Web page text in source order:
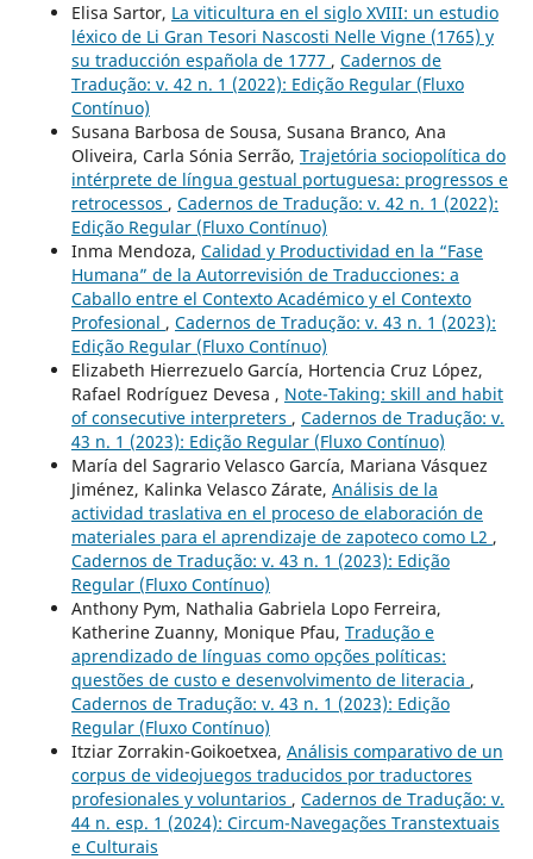
Elisa Sartor, La viticultura en el siglo XVIII: un estudio
léxico de Li Gran Tesori Nascosti Nelle Vigne (1765) y
su traducción española de 1777 , Cadernos de
Tradução: v. 42 n. 1 (2022): Edição Regular (Fluxo
Contínuo)
Susana Barbosa de Sousa, Susana Branco, Ana
Oliveira, Carla Sónia Serrão, Trajetória sociopolítica do
intérprete de língua gestual portuguesa: progressos e
retrocessos , Cadernos de Tradução: v. 42 n. 1 (2022):
Edição Regular (Fluxo Contínuo)
Inma Mendoza, Calidad y Productividad en la “Fase
Humana” de la Autorrevisión de Traducciones: a
Caballo entre el Contexto Académico y el Contexto
Profesional , Cadernos de Tradução: v. 43 n. 1 (2023):
Edição Regular (Fluxo Contínuo)
Elizabeth Hierrezuelo García, Hortencia Cruz López,
Rafael Rodríguez Devesa , Note-Taking: skill and habit
of consecutive interpreters , Cadernos de Tradução: v.
43 n. 1 (2023): Edição Regular (Fluxo Contínuo)
María del Sagrario Velasco García, Mariana Vásquez
Jiménez, Kalinka Velasco Zárate, Análisis de la
actividad traslativa en el proceso de elaboración de
materiales para el aprendizaje de zapoteco como L2 ,
Cadernos de Tradução: v. 43 n. 1 (2023): Edição
Regular (Fluxo Contínuo)
Anthony Pym, Nathalia Gabriela Lopo Ferreira,
Katherine Zuanny, Monique Pfau, Tradução e
aprendizado de línguas como opções políticas:
questões de custo e desenvolvimento de literacia ,
Cadernos de Tradução: v. 43 n. 1 (2023): Edição
Regular (Fluxo Contínuo)
Itziar Zorrakin-Goikoetxea, Análisis comparativo de un
corpus de videojuegos traducidos por traductores
profesionales y voluntarios , Cadernos de Tradução: v.
44 n. esp. 1 (2024): Circum-Navegações Transtextuais
e Culturais